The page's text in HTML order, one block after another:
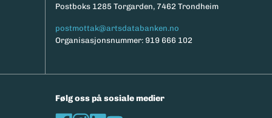
Postboks 1285 Torgarden, 7462 Trondheim
postmottak@artsdatabanken.no
Organisasjonsnummer: 919 666 102
Følg oss på sosiale medier